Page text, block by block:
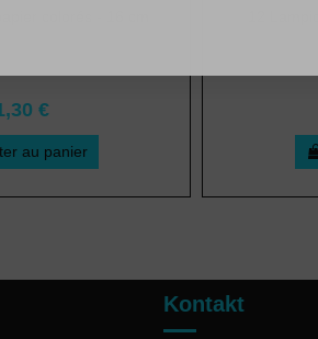
colorés - 16 cm
€
au panier
12
Kontakt